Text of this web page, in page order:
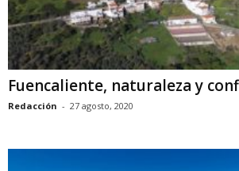
Fuencaliente, naturaleza y
Redacción - 27 agosto, 2020